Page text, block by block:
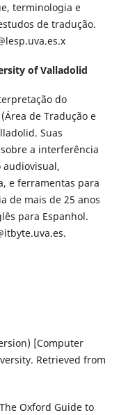
terminologia e
de tradução.
of Valladolid
do
de Tradução e
Suas
a interferência
audiovisual,
e ferramentas para
de mais de 25 anos
para Espanhol.
[Computer
Retrieved from
Oxford Guide to